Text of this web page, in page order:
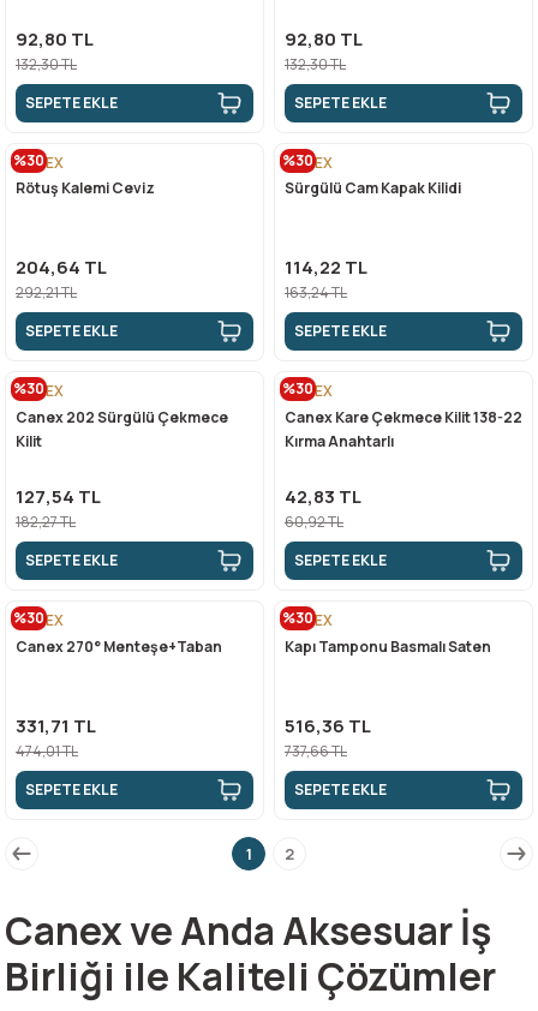
92,80 TL
132,30 TL
SEPETE EKLE
92,80 TL
132,30 TL
SEPETE EKLE
%30
CANEX
Rötuş Kalemi Ceviz
204,64 TL
292,21 TL
SEPETE EKLE
%30
CANEX
Sürgülü Cam Kapak Kilidi
114,22 TL
163,24 TL
SEPETE EKLE
%30
CANEX
Canex 202 Sürgülü Çekmece
Kilit
127,54 TL
182,27 TL
SEPETE EKLE
%30
CANEX
Canex Kare Çekmece Kilit 138-22
Kırma Anahtarlı
42,83 TL
60,92 TL
SEPETE EKLE
%30
CANEX
Canex 270° Menteşe+Taban
331,71 TL
474,01 TL
SEPETE EKLE
%30
CANEX
Kapı Tamponu Basmalı Saten
516,36 TL
737,66 TL
SEPETE EKLE
1 2
Canex ve Anda Aksesuar İş
Birliği ile Kaliteli Çözümler